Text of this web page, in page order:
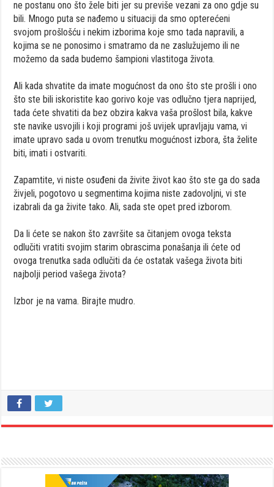
ne postanu ono što žele biti jer su previše vezani za ono gdje su
bili. Mnogo puta se nađemo u situaciji da smo opterećeni
svojom prošlošću i nekim izborima koje smo tada napravili, a
kojima se ne ponosimo i smatramo da ne zaslužujemo ili ne
možemo da sada budemo šampioni vlastitoga života.
Ali kada shvatite da imate mogućnost da ono što ste prošli i ono
što ste bili iskoristite kao gorivo koje vas odlučno tjera naprijed,
tada ćete shvatiti da bez obzira kakva vaša prošlost bila, kakve
ste navike usvojili i koji programi još uvijek upravljaju vama, vi
imate upravo sada u ovom trenutku mogućnost izbora, šta želite
biti, imati i ostvariti.
Zapamtite, vi niste osuđeni da živite život kao što ste ga do sada
živjeli, pogotovo u segmentima kojima niste zadovoljni, vi ste
izabrali da ga živite tako. Ali, sada ste opet pred izborom.
Da li ćete se nakon što završite sa čitanjem ovoga teksta
odlučiti vratiti svojim starim obrascima ponašanja ili ćete od
ovoga trenutka sada odlučiti da će ostatak vašega života biti
najbolji period vašega života?
Izbor je na vama. Birajte mudro.